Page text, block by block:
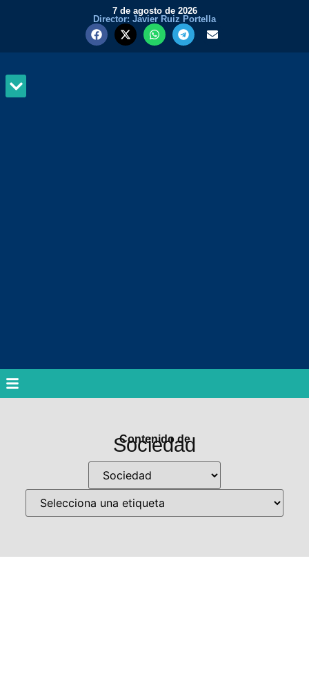
7 de agosto de 2026
Director: Javier Ruiz Portella
Contenido de
Sociedad